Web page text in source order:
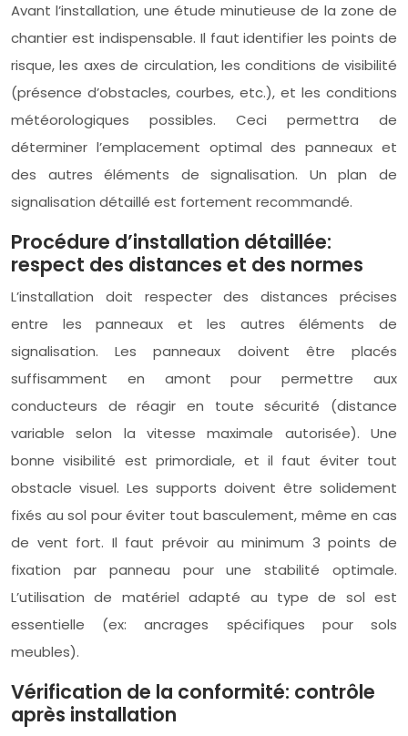
Avant l’installation, une étude minutieuse de la zone de
chantier est indispensable. Il faut identifier les points de
risque, les axes de circulation, les conditions de visibilité
(présence d’obstacles, courbes, etc.), et les conditions
météorologiques possibles. Ceci permettra de
déterminer l’emplacement optimal des panneaux et
des autres éléments de signalisation. Un plan de
signalisation détaillé est fortement recommandé.
Procédure d’installation détaillée:
respect des distances et des normes
L’installation doit respecter des distances précises
entre les panneaux et les autres éléments de
signalisation. Les panneaux doivent être placés
suffisamment en amont pour permettre aux
conducteurs de réagir en toute sécurité (distance
variable selon la vitesse maximale autorisée). Une
bonne visibilité est primordiale, et il faut éviter tout
obstacle visuel. Les supports doivent être solidement
fixés au sol pour éviter tout basculement, même en cas
de vent fort. Il faut prévoir au minimum 3 points de
fixation par panneau pour une stabilité optimale.
L’utilisation de matériel adapté au type de sol est
essentielle (ex: ancrages spécifiques pour sols
meubles).
Vérification de la conformité: contrôle
après installation